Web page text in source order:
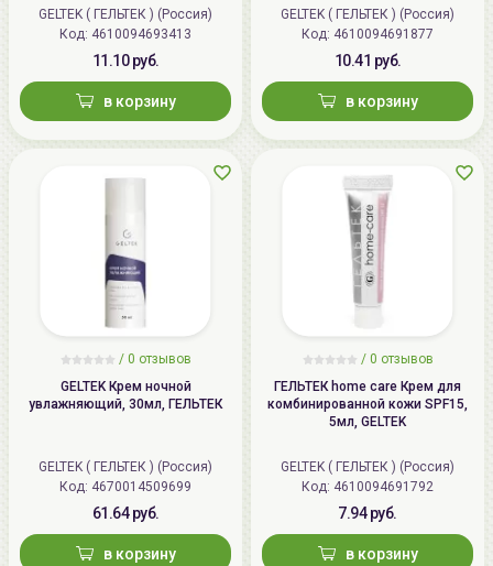
GELTEK ( ГЕЛЬТЕК ) (Россия)
Код: 4610094693413
11.10 руб.
в корзину
GELTEK ( ГЕЛЬТЕК ) (Россия)
Код: 4610094691877
10.41 руб.
в корзину
/ 0 отзывов
GELTEK Крем ночной
увлажняющий, 30мл, ГЕЛЬТЕК
GELTEK ( ГЕЛЬТЕК ) (Россия)
Код: 4670014509699
61.64 руб.
в корзину
/ 0 отзывов
ГЕЛЬТЕК home care Крем для
комбинированной кожи SPF15,
5мл, GELTEK
GELTEK ( ГЕЛЬТЕК ) (Россия)
Код: 4610094691792
7.94 руб.
в корзину